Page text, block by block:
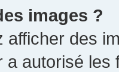
images ?
afficher des
a autorisé